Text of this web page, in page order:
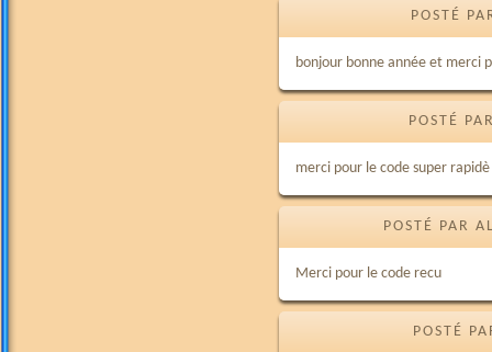
POSTÉ
bonjour bonne année et merci
POSTÉ
merci pour le code super
POSTÉ PAR
Merci pour le code recu
POSTÉ